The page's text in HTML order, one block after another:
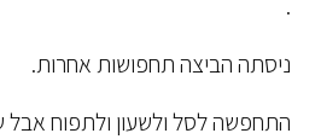
ניסתה הביצה תחפושות אחרות.
התחפשה לסל ולשעון ולתפוח אבל